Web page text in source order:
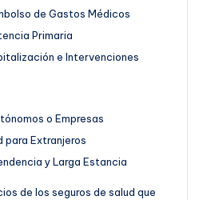
de Gastos Médicos
Primaria
e Intervenciones
o Empresas
para Extranjeros
y Larga Estancia
de los seguros de salud que